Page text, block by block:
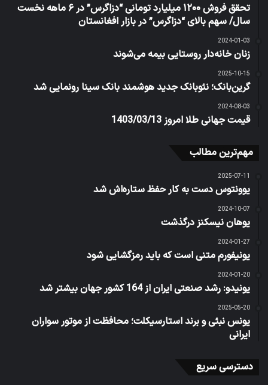
تحقق فروش ۱۲۰۰ میلیارد تومانی “دزاگرس” در ۶ ماهه نخست
سال/ سهم بالای “دزاگرس” در بازار افغانستان
2024-01-03
زنان خانه‌دار روستایی بیمه می‌شوند
2025-10-15
گرین‌بانک؛ نئوبانک جدید هوشمند بانک سینا رونمایی شد
2024-08-03
قیمت جهانی طلا امروز 1403/03/13
مهم‌ترین مطالب
2025-07-11
یوونتوس دست به کار حفظ ستاره‌اش شد
2024-10-07
یوهان نیسکنز درگذشت
2024-01-27
یونیفورم متنی است که باید رمزگشایی شود
2024-01-20
یونیدو: رشد صنعتی ایران از 164 کشور جهان بیشتر شد
2025-05-20
یونس نبئی و برند استارسیکلت؛ محافظت از موتور سواران
ایرانی
دسترسی سریع